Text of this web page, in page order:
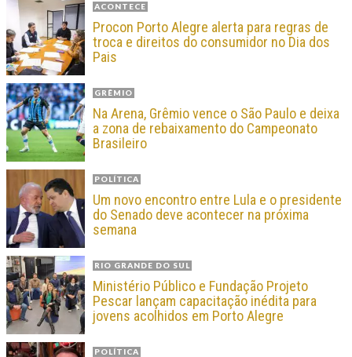
ACONTECE
Procon Porto Alegre alerta para regras de
troca e direitos do consumidor no Dia dos
Pais
GRÊMIO
Na Arena, Grêmio vence o São Paulo e deixa
a zona de rebaixamento do Campeonato
Brasileiro
POLÍTICA
Um novo encontro entre Lula e o presidente
do Senado deve acontecer na próxima
semana
RIO GRANDE DO SUL
Ministério Público e Fundação Projeto
Pescar lançam capacitação inédita para
jovens acolhidos em Porto Alegre
POLÍTICA